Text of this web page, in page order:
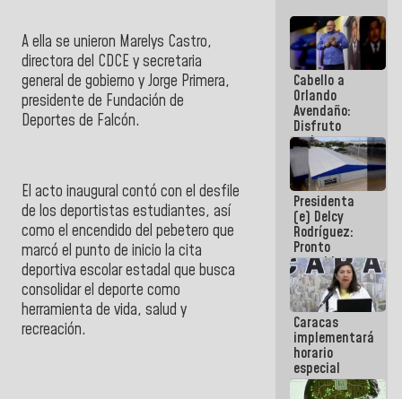
A ella se unieron Marelys Castro,
directora del CDCE y secretaria
general de gobierno yJorge Primera,
presidente de Fundación de
Deportes de Falcón.
El acto inaugural contó con el desfile
de los deportistas estudiantes, así
como el encendido del pebetero que
marcó el punto de inicio la cita
deportiva escolar estadal que busca
consolidar el deporte como
herramienta de vida, salud y
recreación.
Cabello a
Orlando
Avendaño:
Disfruto
cada vez
que escribes
porque lo
que haces
es
embarrarla
Presidenta
(e) Delcy
Rodríguez:
Pronto
restableceremos
las
operaciones
en el
Aeropuerto
Internacional
de
Maiquetía
Caracas
implementará
horario
especial
para